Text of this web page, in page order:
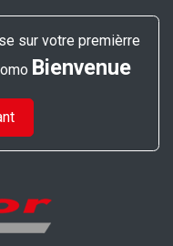
sur votre premièrre
Bienvenue